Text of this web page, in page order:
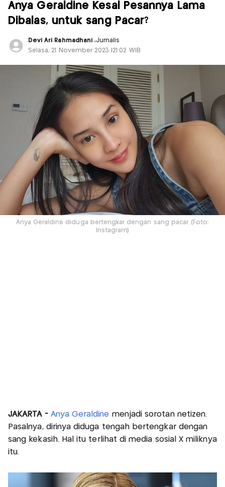
Anya Geraldine Kesal Pesannya Lama
Dibalas, untuk sang Pacar?
Devi Ari Rahmadhani ,Jurnalis
Selasa, 21 November 2023 |21:02 WIB
Anya Geraldine diduga bertengkar dengan sang pacar. (Foto:
Instagram)
JAKARTA - Anya Geraldine menjadi sorotan netizen.
Pasalnya, dirinya diduga tengah bertengkar dengan
sang kekasih. Hal itu terlihat di media sosial X miliknya
itu.